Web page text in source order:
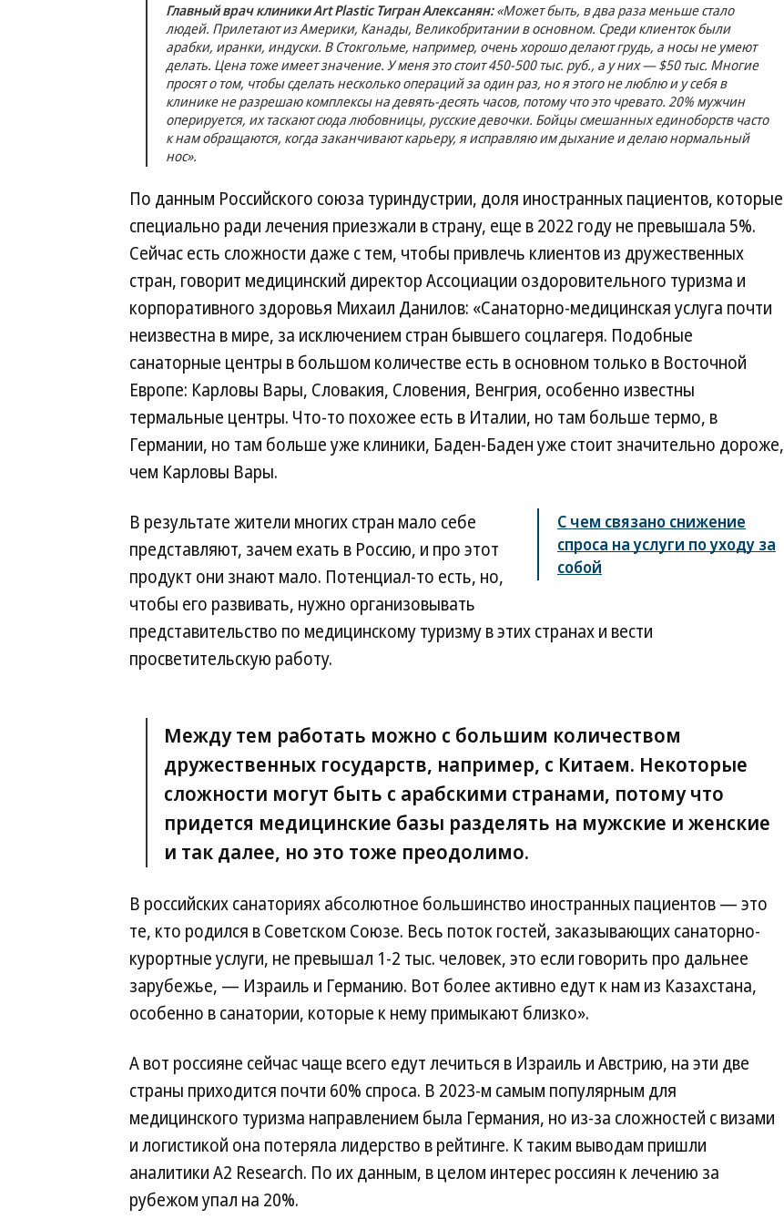
Главный врач клиники Art Plastic Тигран Алексанян:«Может быть, в два раза меньше стало
людей. Прилетают из Америки, Канады, Великобритании в основном. Среди клиенток были
арабки, иранки, индуски. В Стокгольме, например, очень хорошо делают грудь, а носы не умеют
делать. Цена тоже имеет значение. У меня это стоит 450-500 тыс. руб., а у них — $50 тыс. Многие
просят о том, чтобы сделать несколько операций за один раз, но я этого не люблю и у себя в
клинике не разрешаю комплексы на девять-десять часов, потому что это чревато. 20% мужчин
оперируется, их таскают сюда любовницы, русские девочки. Бойцы смешанных единоборств часто
к нам обращаются, когда заканчивают карьеру, я исправляю им дыхание и делаю нормальный
нос».
По данным Российского союза туриндустрии, доля иностранных пациентов, которые
специально ради лечения приезжали в страну, еще в 2022 году не превышала 5%.
Сейчас есть сложности даже с тем, чтобы привлечь клиентов из дружественных
стран, говорит медицинский директор Ассоциации оздоровительного туризма и
корпоративного здоровья Михаил Данилов: «Санаторно-медицинская услуга почти
неизвестна в мире, за исключением стран бывшего соцлагеря. Подобные
санаторные центры в большом количестве есть в основном только в Восточной
Европе: Карловы Вары, Словакия, Словения, Венгрия, особенно известны
термальные центры. Что-то похожее есть в Италии, но там больше термо, в
Германии, но там больше уже клиники, Баден-Баден уже стоит значительно дороже,
чем Карловы Вары.
С чем связано снижение
спроса на услуги по уходу за
собой
В результате жители многих стран мало себе
представляют, зачем ехать в Россию, и про этот
продукт они знают мало. Потенциал-то есть, но,
чтобы его развивать, нужно организовывать
представительство по медицинскому туризму в этих странах и вести
просветительскую работу.
Между тем работать можно с большим количеством
дружественных государств, например, с Китаем. Некоторые
сложности могут быть с арабскими странами, потому что
придется медицинские базы разделять на мужские и женские
и так далее, но это тоже преодолимо.
В российских санаториях абсолютное большинство иностранных пациентов — это
те, кто родился в Советском Союзе. Весь поток гостей, заказывающих санаторно-
курортные услуги, не превышал 1-2 тыс. человек, это если говорить про дальнее
зарубежье, — Израиль и Германию. Вот более активно едут к нам из Казахстана,
особенно в санатории, которые к нему примыкают близко».
А вот россияне сейчас чаще всего едут лечиться в Израиль и Австрию, на эти две
страны приходится почти 60% спроса. В 2023-м самым популярным для
медицинского туризма направлением была Германия, но из-за сложностей с визами
и логистикой она потеряла лидерство в рейтинге. К таким выводам пришли
аналитики А2 Research. По их данным, в целом интерес россиян к лечению за
рубежом упал на 20%.